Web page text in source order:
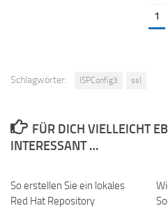
1
Schlagwörter: ISPConfig3 ssl
FÜR DICH VIELLEICHT
INTERESSANT …
So erstellen Sie ein lokales
Red Hat Repository